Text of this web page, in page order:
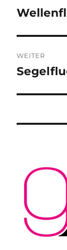
Vorheriger
WEITER
Nächster